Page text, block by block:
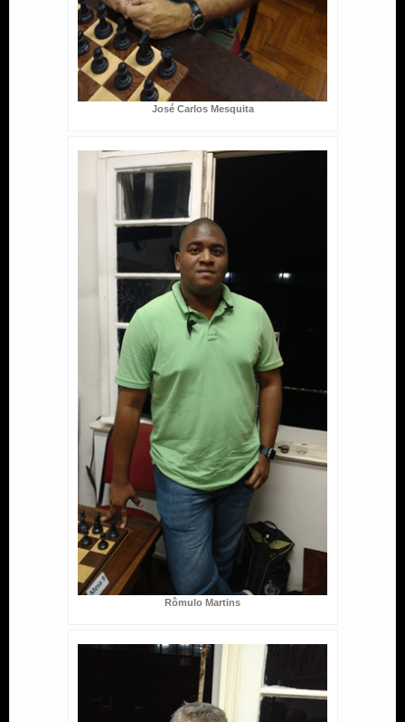
José Carlos Mesquita
Rômulo Martins